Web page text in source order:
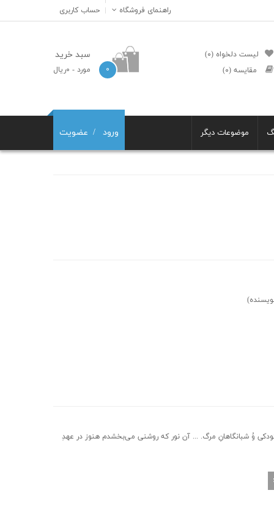
حساب کاربری راهنمای فروشگاه
لیست دلخواه (۰)
مقایسه (۰)
سبد خرید
۰ مورد - ۰ریال
موضوعات دیگر ورود عضویت
وُ شبانگاهانِ مرگ. ... آن نور که روشنی می‌بخشدم هنوز در عهدِ